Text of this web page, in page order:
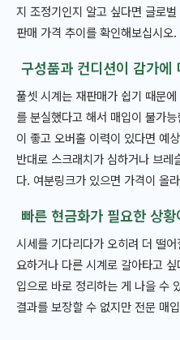
지 조정기인지 알고 싶다면 글로
판매 가격 추이를 확인해보십시오.
구성품과 컨디션이 감가에
풀셋 시계는 재판매가 쉽기 때문
를 분실했다고 해서 매입이 불가
이 좋고 오버홀 이력이 있다면 예
반대로 스크래치가 심하거나 브
다. 여분링크가 있으면 가격이 올
빠른 현금화가 필요한 상황
시세를 기다리다가 오히려 더 떨
요하거나 다른 시계로 갈아타고
입으로 바로 정리하는 게 나을 수
결과를 보장할 수 없지만 전문 매